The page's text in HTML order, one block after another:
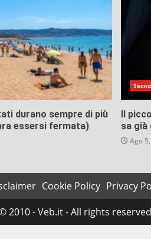
durano sempre di più
essersi fermata)
Il
sa già
Ago
Cookie Policy Privacy
2010 - Veb.it - All rights